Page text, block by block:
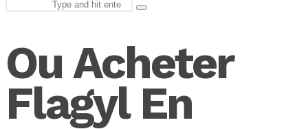
Type
Ou Acheter
Flagyl En